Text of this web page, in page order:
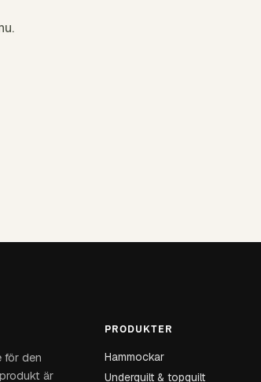
för den
är
PRODUKTER
Hammockar
Underquilt & topquilt